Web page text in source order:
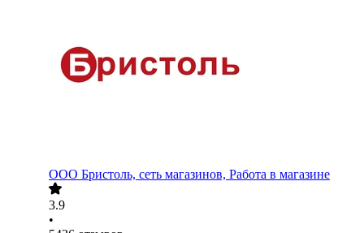
ООО Бристоль, сеть магазинов, Работа в магазине
3.9
•